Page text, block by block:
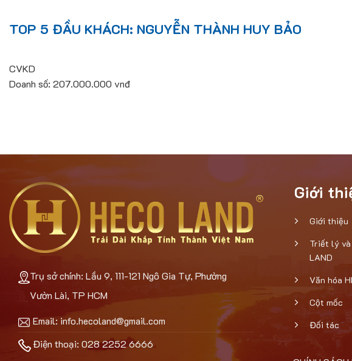
TOP 5 ĐẦU KHÁCH: NGUYỄN THÀNH HUY BẢO
CVKD
Doanh số: 207.000.000 vnđ
Trụ sở chính: Lầu 9, 111-121 Ngô Gia Tự, Phường
Vườn Lài, TP HCM
Email: info.hecoland@gmail.com
Điện thoại: 028 2252 6666
Giới
Giới thiệu
Triết lý và
LAND
Văn hóa
Cột mốc
Đối tác